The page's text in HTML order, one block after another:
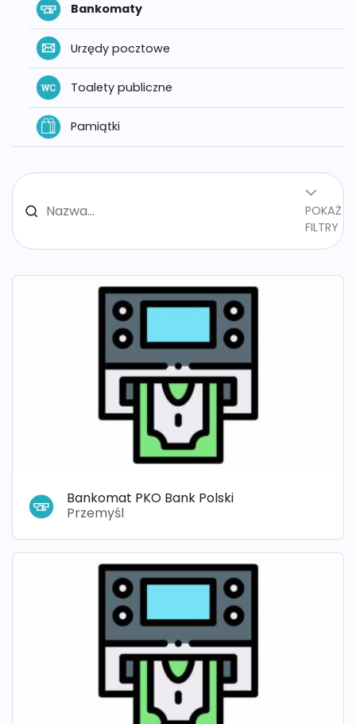
POKAŻ
FILTRY
Bankomat PKO Bank Polski
Przemyśl
Bankomaty
Urzędy pocztowe
Toalety publiczne
Pamiątki